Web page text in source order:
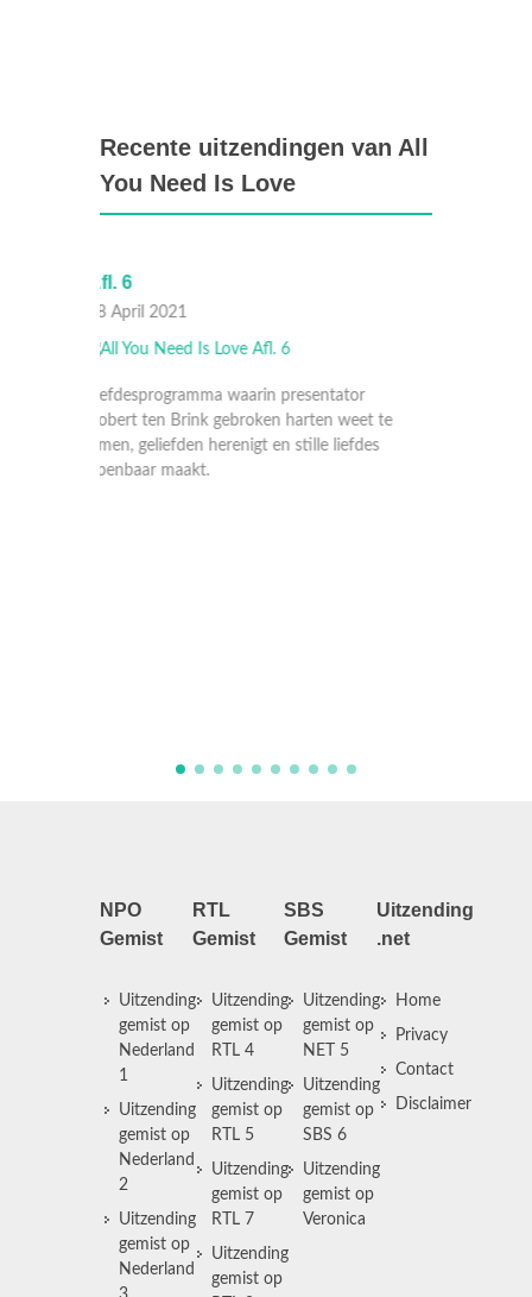
Recente uitzendingen van All
You Need Is Love
Afl. 5
01 April 2021
NPO
Gemist
Uitzending
gemist op
Nederland
1
Uitzending
gemist op
Nederland
2
Uitzending
gemist op
Nederland
RTL
Gemist
Uitzending
gemist op
RTL 4
Uitzending
gemist op
RTL 5
Uitzending
gemist op
RTL 7
Uitzending
gemist op
SBS
Gemist
Uitzending
gemist op
NET 5
Uitzending
gemist op
SBS 6
Uitzending
gemist op
Veronica
Uitzending
.net
Home
Privacy
Contact
Disclaimer